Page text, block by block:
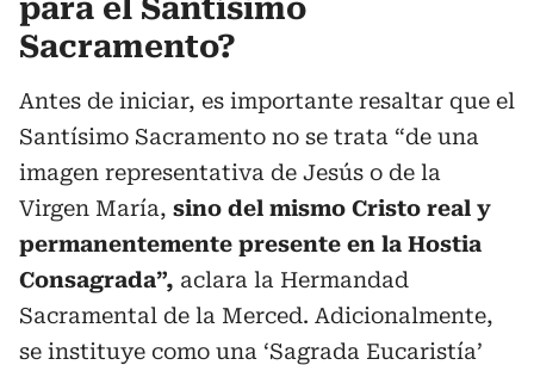
para el Santísimo
Sacramento?
Antes de iniciar, es importante resaltar que el
Santísimo Sacramento no se trata “de una
imagen representativa de Jesús o de la
Virgen María, sino del mismo Cristo real y
permanentemente presente en la Hostia
Consagrada”, aclara la Hermandad
Sacramental de la Merced. Adicionalmente,
se instituye como una ‘Sagrada Eucaristía’